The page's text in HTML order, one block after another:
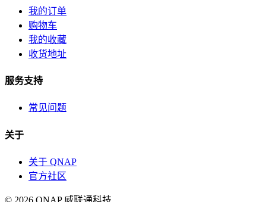
我的订单
购物车
我的收藏
收货地址
服务支持
常见问题
关于
关于 QNAP
官方社区
© 2026 QNAP 威联通科技